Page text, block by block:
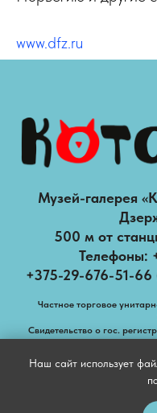
www.dfz.ru
Музей-галерея
500 м от
Телефоны:
+375-29-676-51-66
Частное торговое
Свидетельство о гос.
Наш сайт использует